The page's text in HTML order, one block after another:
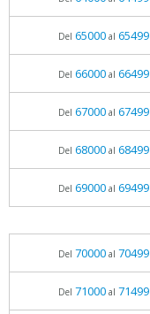
Del 65000al 65499
Del 66000al 66499
Del 67000al 67499
Del 68000al 68499
Del 69000al 69499
Del 70000al 70499
Del 71000al 71499